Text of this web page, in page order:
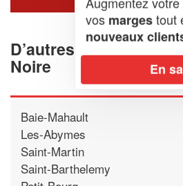
D’autres cuisinistes
Noire
Baie-Mahault
Les-Abymes
Saint-Martin
Saint-Barthelemy
vos margestout
nouveaux
En